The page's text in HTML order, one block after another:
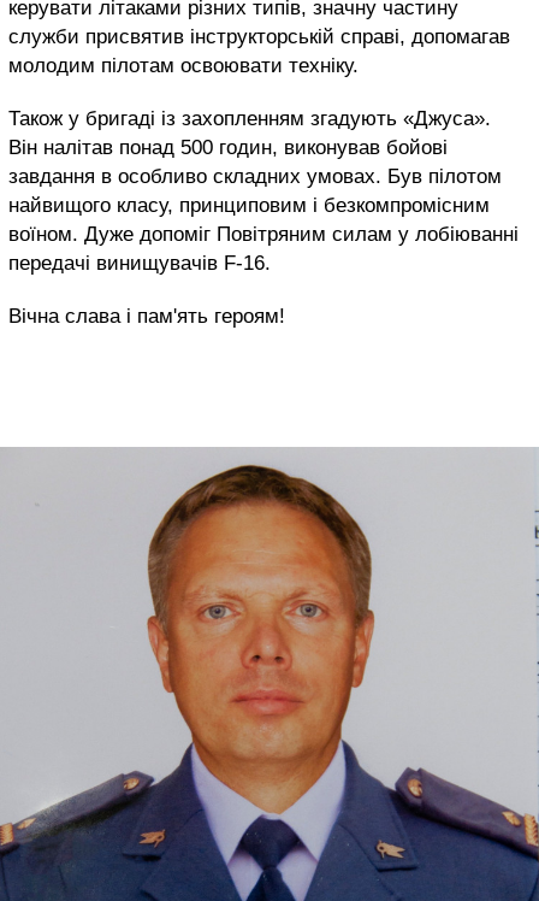
керувати літаками різних типів, значну частину
служби присвятив інструкторській справі, допомагав
молодим пілотам освоювати техніку.
Також у бригаді із захопленням згадують «Джуса».
Він налітав понад 500 годин, виконував бойові
завдання в особливо складних умовах. Був пілотом
найвищого класу, принциповим і безкомпромісним
воїном. Дуже допоміг Повітряним силам у лобіюванні
передачі винищувачів F-16.
Вічна слава і пам'ять героям!